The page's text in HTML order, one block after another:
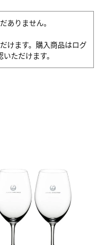
ありません。
けます。購入商品はログ
ただけます。